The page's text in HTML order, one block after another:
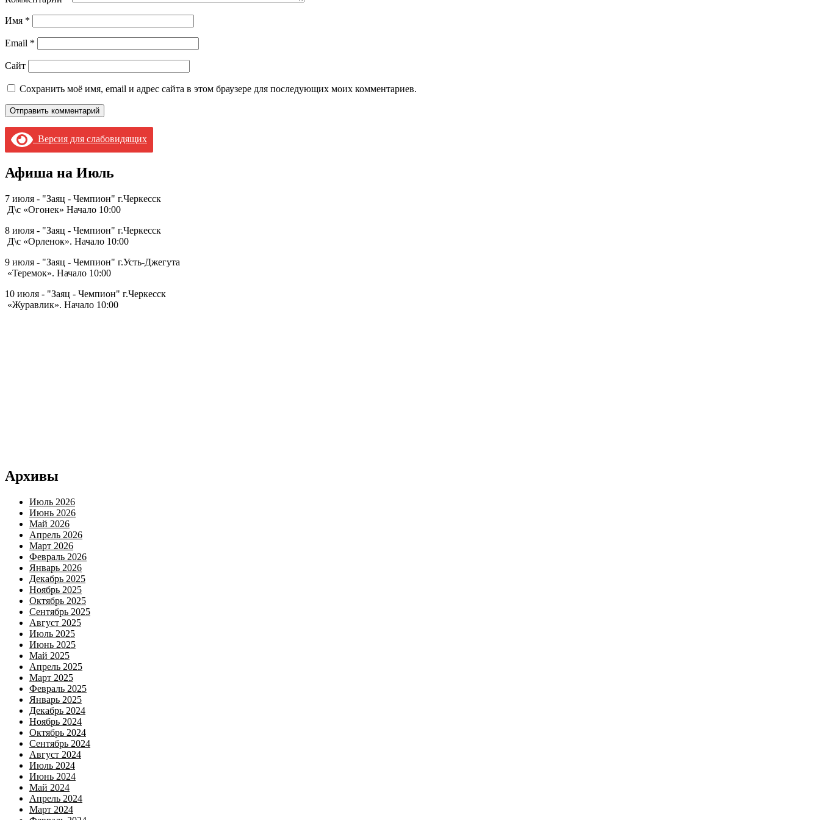
Имя *
Email *
Сайт
Сохранить моё имя, email и адрес сайта в этом браузере для последующих моих комментариев.
Версия для слабовидящих
Афиша на Июль
7 июля - "Заяц - Чемпион" г.Черкесск
Д\с «Огонек» Начало 10:00
8 июля - "Заяц - Чемпион" г.Черкесск
Д\с «Орленок». Начало 10:00
9 июля - "Заяц - Чемпион" г.Усть-Джегута
«Теремок». Начало 10:00
10 июля - "Заяц - Чемпион" г.Черкесск
«Журавлик». Начало 10:00
Архивы
Июль 2026
Июнь 2026
Май 2026
Апрель 2026
Март 2026
Февраль 2026
Январь 2026
Декабрь 2025
Ноябрь 2025
Октябрь 2025
Сентябрь 2025
Август 2025
Июль 2025
Июнь 2025
Май 2025
Апрель 2025
Март 2025
Февраль 2025
Январь 2025
Декабрь 2024
Ноябрь 2024
Октябрь 2024
Сентябрь 2024
Август 2024
Июль 2024
Июнь 2024
Май 2024
Апрель 2024
Март 2024